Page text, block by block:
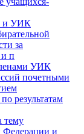
и УИК
за
и п
УИК
почетными
результатам
тему
Федерации и